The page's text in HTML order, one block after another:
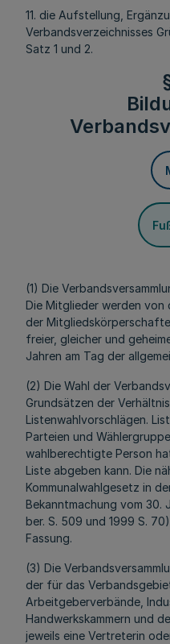
11. die Aufstellung,
Verbandsverzeichnisses
Satz 1 und 2.
(1) Die
Die Mitglieder werden von
der
freier, gleicher und
Jahren am Tag der
(2) Die Wahl der
Grundsätzen der
Listenwahlvorschlägen.
Parteien und
wahlberechtigte Person
Liste abgeben kann. Die
Kommunalwahlgesetz in
Bekanntmachung vom 30.
ber. S. 509 und 1999 S.
Fassung.
(3) Die
der für das
Arbeitgeberverbände,
Handwerkskammern und
jeweils eine Vertreterin